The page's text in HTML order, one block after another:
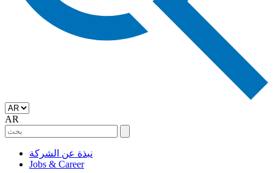
AR
نبذة عن الشركة
Jobs & Career